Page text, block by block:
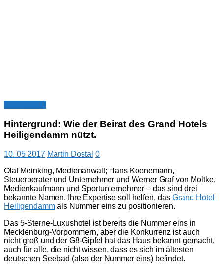
Hintergrund: Wie der Beirat des Grand Hotels
Heiligendamm nützt.
10. 05 2017 Martin Dostal 0
Olaf Meinking, Medienanwalt; Hans Koenemann,
Steuerberater und Unternehmer und Werner Graf von Moltke,
Medienkaufmann und Sportunternehmer – das sind drei
bekannte Namen. Ihre Expertise soll helfen, das Grand Hotel
Heiligendamm als Nummer eins zu positionieren.
Das 5-Sterne-Luxushotel ist bereits die Nummer eins in
Mecklenburg-Vorpommern, aber die Konkurrenz ist auch
nicht groß und der G8-Gipfel hat das Haus bekannt gemacht,
auch für alle, die nicht wissen, dass es sich im ältesten
deutschen Seebad (also der Nummer eins) befindet.